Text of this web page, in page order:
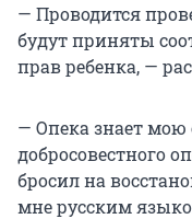
— Проводится
будут приняты
прав ребенка, —
— Опека знает
добросовестного
бросил на
мне русским